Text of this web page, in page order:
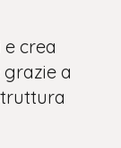
crea
a